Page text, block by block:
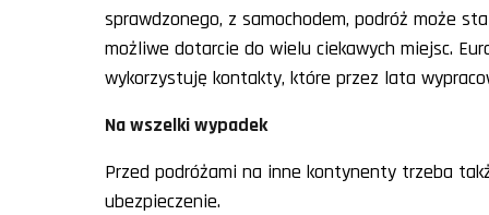
sprawdzonego, z samochodem, podróż może
możliwe dotarcie do wielu ciekawych miejsc.
wykorzystuję kontakty, które przez lata
Na wszelki wypadek
Przed podróżami na inne kontynenty trzeba
ubezpieczenie.